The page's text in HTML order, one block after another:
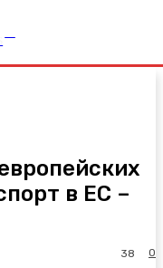
в ЕС –
0
38